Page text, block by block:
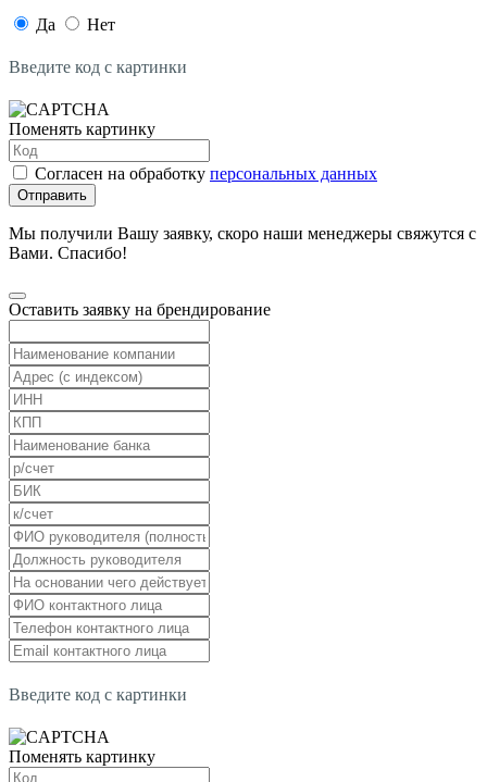
Да Нет
Введите код с картинки
Поменять картинку
Согласен на обработку персональных данных
Отправить
Мы получили Вашу заявку, скоро наши менеджеры свяжутся с
Вами. Спасибо!
Оставить заявку на брендирование
Введите код с картинки
Поменять картинку